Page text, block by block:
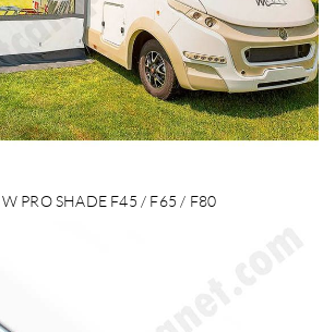
W PRO SHADE F45 / F65 / F80